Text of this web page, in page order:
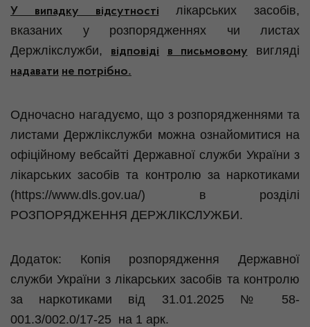
У випадку відсутності лікарських засобів,
вказаних у розпорядженнях чи листах
Держлікслужби, відповіді в письмовому вигляді
надавати не потрібно.
Одночасно нагадуємо, що з розпорядженнями та
листами Держлікслужби можна ознайомитися на
офіційному вебсайті Державної служби України з
лікарських засобів та контролю за наркотиками
(https://www.dls.gov.ua/) в розділі
РОЗПОРЯДЖЕННЯ ДЕРЖЛІКСЛУЖБИ.
Додаток: Копія розпорядження Державної
служби України з лікарських засобів та контролю
за наркотиками від 31.01.2025 № 58-
001.3/002.0/17-25 на 1 арк.